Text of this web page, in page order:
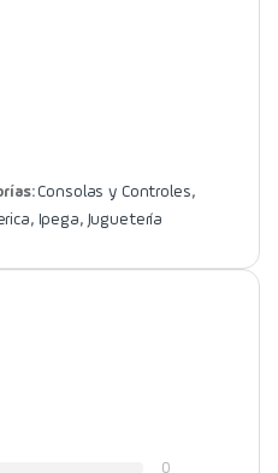
Consolas y Controles,
, Ipega, Juguetería
0